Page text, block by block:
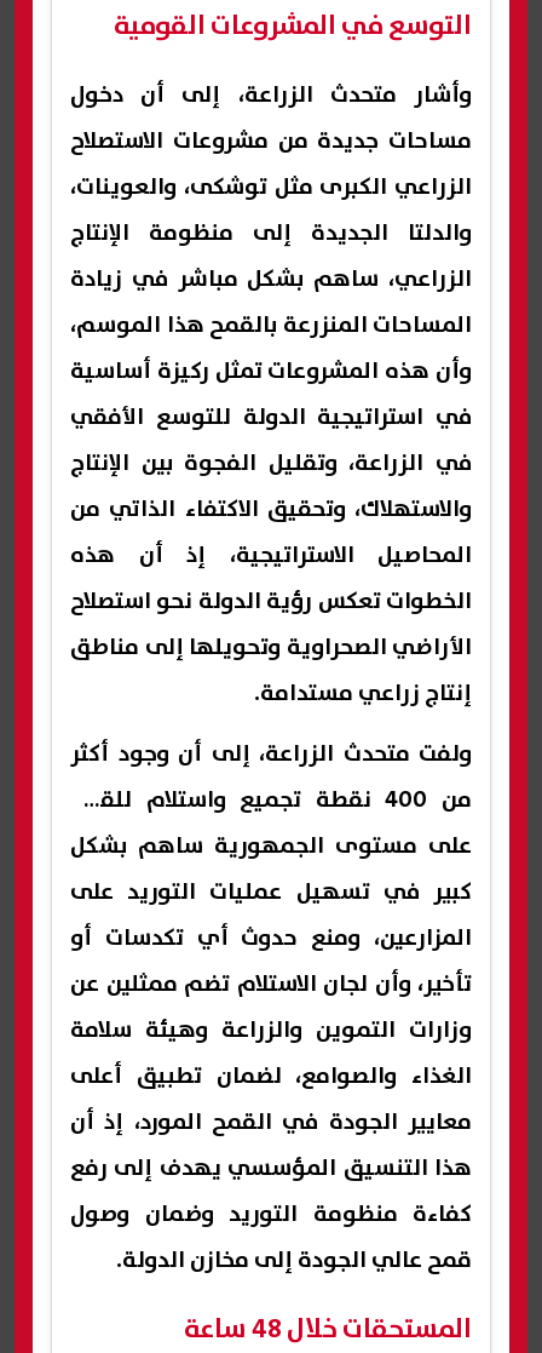
التوسع في المشروعات القومية
وأشار متحدث الزراعة، إلى أن دخول
مساحات جديدة من مشروعات الاستصلاح
الزراعي الكبرى مثل توشكى، والعوينات،
والدلتا الجديدة إلى منظومة الإنتاج
الزراعي، ساهم بشكل مباشر في زيادة
المساحات المنزرعة بالقمح هذا الموسم،
وأن هذه المشروعات تمثل ركيزة أساسية
في استراتيجية الدولة للتوسع الأفقي
في الزراعة، وتقليل الفجوة بين الإنتاج
والاستهلاك، وتحقيق الاكتفاء الذاتي من
المحاصيل الاستراتيجية، إذ أن هذه
الخطوات تعكس رؤية الدولة نحو استصلاح
الأراضي الصحراوية وتحويلها إلى مناطق
إنتاج زراعي مستدامة.
ولفت متحدث الزراعة، إلى أن وجود أكثر
من 400 نقطة تجميع واستلام للقمح
على مستوى الجمهورية ساهم بشكل
كبير في تسهيل عمليات التوريد على
المزارعين، ومنع حدوث أي تكدسات أو
تأخير، وأن لجان الاستلام تضم ممثلين عن
وزارات التموين والزراعة وهيئة سلامة
الغذاء والصوامع، لضمان تطبيق أعلى
معايير الجودة في القمح المورد، إذ أن
هذا التنسيق المؤسسي يهدف إلى رفع
كفاءة منظومة التوريد وضمان وصول
قمح عالي الجودة إلى مخازن الدولة.
المستحقات خلال 48 ساعة